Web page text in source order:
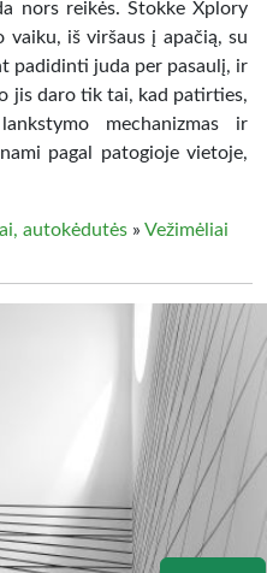
nors reikės. Stokke Xplory
vaiku, iš viršaus į apačią, su
padidinti juda per pasaulį, ir
jis daro tik tai, kad patirties,
mechanizmas ir
pagal patogioje vietoje,
autokėdutės » Vežimėliai